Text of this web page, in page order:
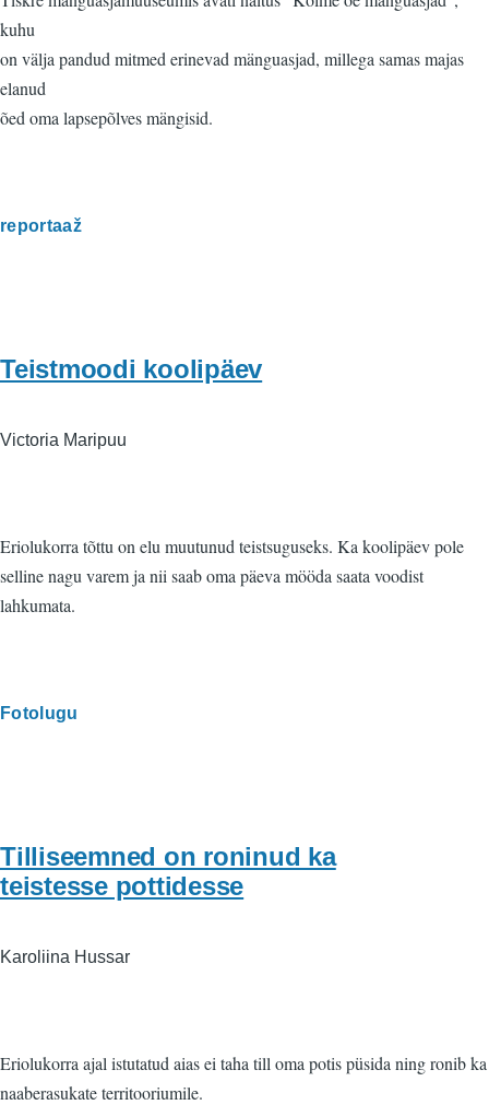
kuhu
on välja pandud mitmed erinevad mänguasjad, millega samas majas
elanud
õed oma lapsepõlves mängisid.
reportaaž
Teistmoodi koolipäev
Victoria Maripuu
Eriolukorra tõttu on elu muutunud teistsuguseks. Ka koolipäev pole
selline nagu varem ja nii saab oma päeva mööda saata voodist
lahkumata.
Fotolugu
Tilliseemned on roninud ka
teistesse pottidesse
Karoliina Hussar
Eriolukorra ajal istutatud aias ei taha till oma potis püsida ning ronib ka
naaberasukate territooriumile.